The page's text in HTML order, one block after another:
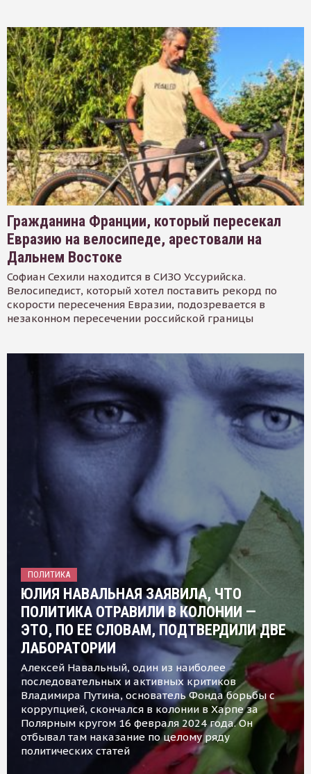
Гражданина Франции, который пересекал
Евразию на велосипеде, арестовали на
Дальнем Востоке
Софиан Сехили находится в СИЗО Уссурийска.
Велосипедист, который хотел поставить рекорд по
скорости пересечения Евразии, подозревается в
незаконном пересечении российской границы
ПОЛИТИКА
ЮЛИЯ НАВАЛЬНАЯ ЗАЯВИЛА, ЧТО
ПОЛИТИКА ОТРАВИЛИ В КОЛОНИИ —
ЭТО, ПО ЕЕ СЛОВАМ, ПОДТВЕРДИЛИ ДВЕ
ЛАБОРАТОРИИ
Алексей Навальный, один из наиболее
последовательных и активных критиков
Владимира Путина, основатель Фонда борьбы с
коррупцией, скончался в колонии в Харпе за
Полярным кругом 16 февраля 2024 года. Он
отбывал там наказание по целому ряду
политических статей